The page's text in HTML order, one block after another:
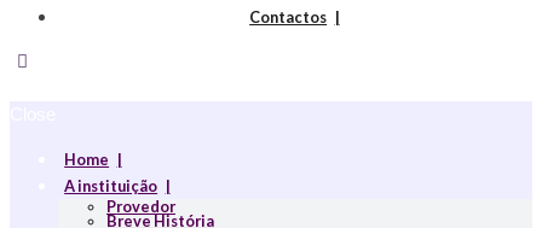
Contactos
Home
A instituição
Provedor
Breve História